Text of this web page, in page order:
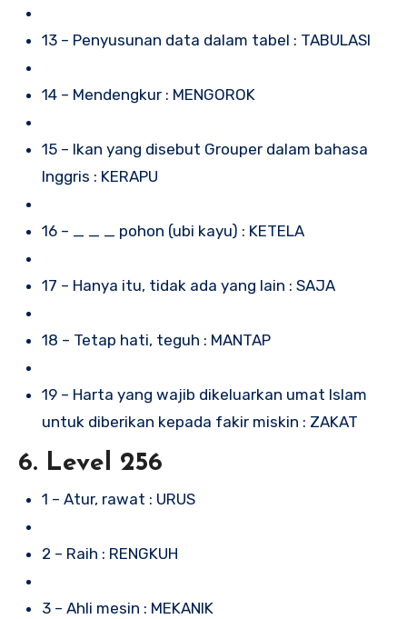
13 – Penyusunan data dalam tabel : TABULASI
14 – Mendengkur : MENGOROK
15 – Ikan yang disebut Grouper dalam bahasa
Inggris : KERAPU
16 – _ _ _ pohon (ubi kayu) : KETELA
17 – Hanya itu, tidak ada yang lain : SAJA
18 – Tetap hati, teguh : MANTAP
19 – Harta yang wajib dikeluarkan umat Islam
untuk diberikan kepada fakir miskin : ZAKAT
6. Level 256
1 – Atur, rawat : URUS
2 – Raih : RENGKUH
3 – Ahli mesin : MEKANIK